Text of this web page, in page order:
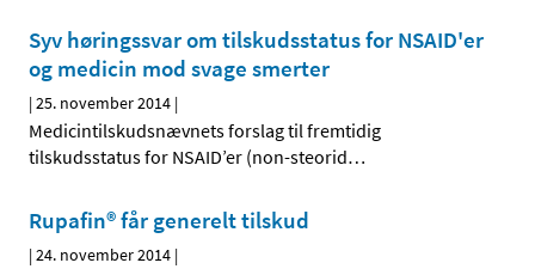
Syv høringssvar om tilskudsstatus for NSAID'er
og medicin mod svage smerter
|25. november 2014 |
Medicintilskudsnævnets forslag til fremtidig
tilskudsstatus for NSAID’er (non-steorid…
Rupafin® får generelt tilskud
|24. november 2014 |